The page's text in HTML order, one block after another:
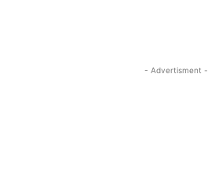
- Advertisment -